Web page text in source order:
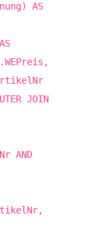
AS
JOIN
AND